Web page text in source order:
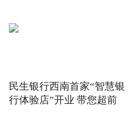
民生银行西南首家“智慧银
行体验店”开业 带您超前